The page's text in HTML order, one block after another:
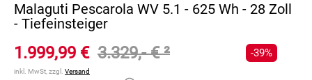
Malaguti Pescarola WV 5.1 - 625 Wh - 28 Zoll
- Tiefeinsteiger
1.999,99 € 3.329,- €²
inkl. MwSt, zzgl. Versand
-39%